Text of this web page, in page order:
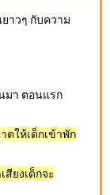
าวๆ กับความ
มา ตอนแรก
ตให้เด็กเข้าพัก
สียงเด็กจะ